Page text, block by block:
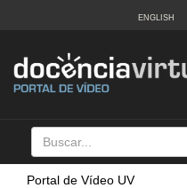
ENGLISH
Buscar
Portal de Vídeo UV